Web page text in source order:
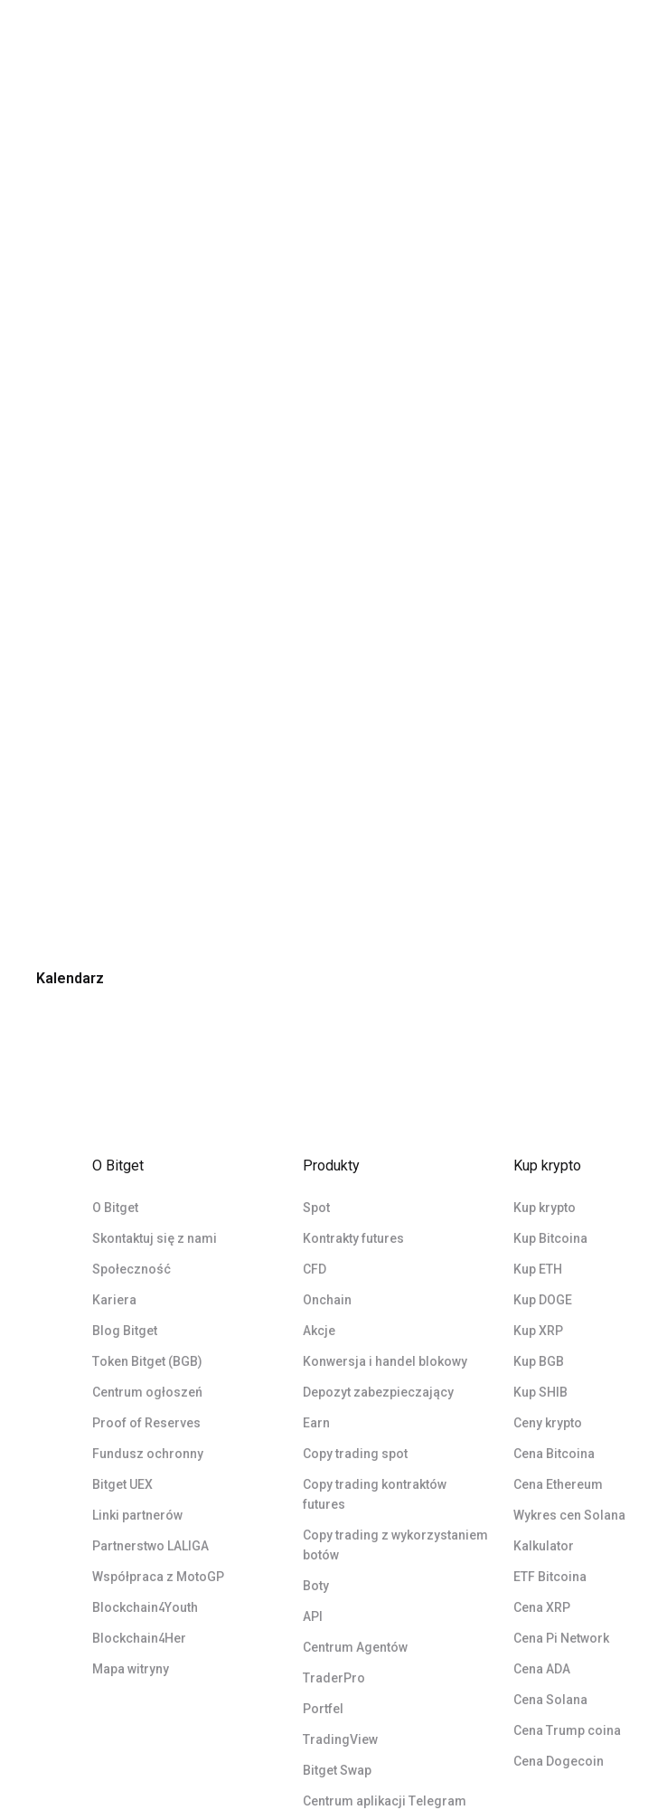
Kalendarz
O Bitget
O Bitget
Skontaktuj się z nami
Społeczność
Kariera
Blog Bitget
Token Bitget (BGB)
Centrum ogłoszeń
Proof of Reserves
Fundusz ochronny
Bitget UEX
Linki partnerów
Partnerstwo LALIGA
Współpraca z MotoGP
Blockchain4Youth
Blockchain4Her
Mapa witryny
Produkty
Spot
Kontrakty futures
CFD
Onchain
Akcje
Konwersja i handel blokowy
Depozyt zabezpieczający
Earn
Copy trading spot
Copy trading kontraktów
futures
Copy trading z wykorzystaniem
botów
Boty
API
Centrum Agentów
TraderPro
Portfel
TradingView
Bitget Swap
Centrum aplikacji Telegram
Kup krypto
Kup krypto
Kup Bitcoina
Kup ETH
Kup DOGE
Kup XRP
Kup BGB
Kup SHIB
Ceny krypto
Cena Bitcoina
Cena Ethereum
Wykres cen Solana
Kalkulator
ETF Bitcoina
Cena XRP
Cena Pi Network
Cena ADA
Cena Solana
Cena Trump coina
Cena Dogecoin